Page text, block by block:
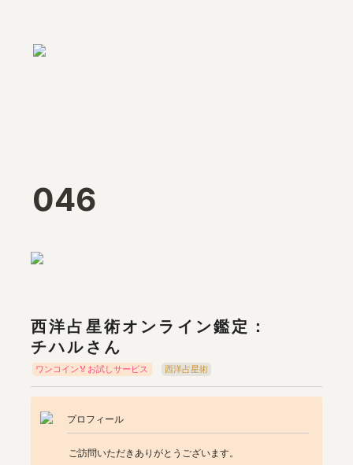
046
西洋占星術オンライン鑑定：
チハルさん
ワンコイン🏅お試しサービス 西洋占星術
プロフィール
ご訪問いただきありがとうございます。